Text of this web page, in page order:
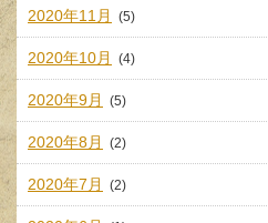
2020年11月 (5)
2020年10月 (4)
2020年9月 (5)
2020年8月 (2)
2020年7月 (2)